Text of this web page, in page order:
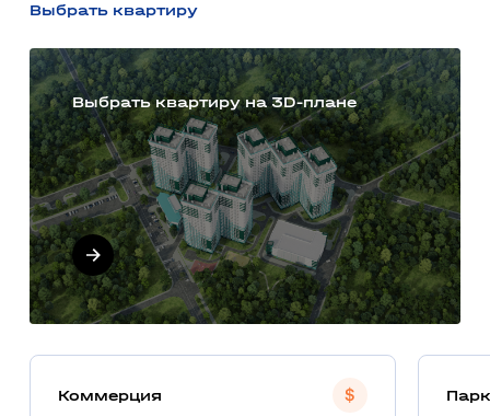
Выбрать квартиру
Выбрать квартиру на 3D-плане
Коммерция